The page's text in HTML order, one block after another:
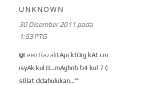
UNKNOWN
30 Disember 2011 pada
1:53 PTG
@Leen RazalitApi kt0rg kAt cni
isyAk kul 8...mAghrib b4 kul 7 (:
s0lat ddahulukan...^^